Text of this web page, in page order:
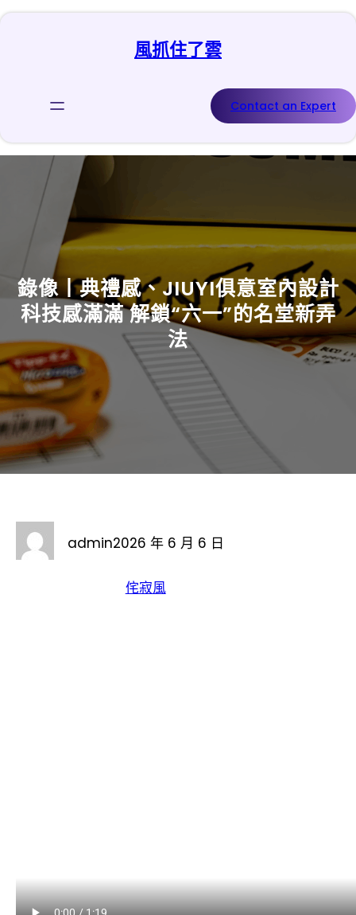
跳
風抓住了雲
Contact an Expert
錄像丨典禮感、JIUYI俱意室內設計
科技感滿滿 解鎖“六一”的名堂新弄
法
admin2026 年 6 月 6 日
侘寂風